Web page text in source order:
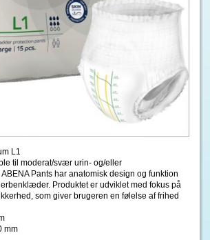
L1
til moderat/svær urin- og/eller
Pants har anatomisk design og funktion
Produktet er udviklet med fokus på
som giver brugeren en følelse af frihed
mm